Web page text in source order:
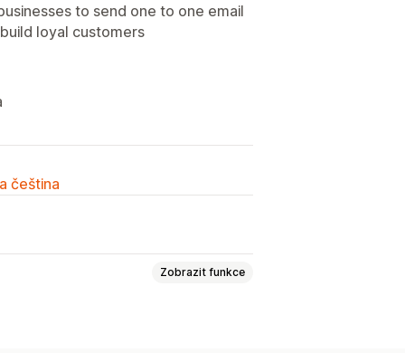
to send one to one email
loyal customers
čeština
Zobrazit funkce